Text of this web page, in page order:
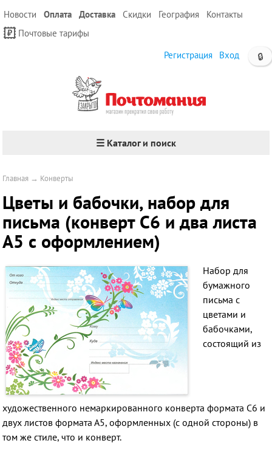
Новости Оплата Доставка Скидки География
Контакты
Почтовые тарифы
🔒
Регистрация Вход
☰ Каталог и поиск
Главная → Конверты
Цветы и бабочки, набор для
письма (конверт С6 и два листа
А5 с оформлением)
Набор для
бумажного
письма с
цветами и
бабочками,
состоящий из
художественного немаркированного конверта формата С6 и
двух листов формата А5, оформленных (с одной стороны) в
том же стиле, что и конверт.